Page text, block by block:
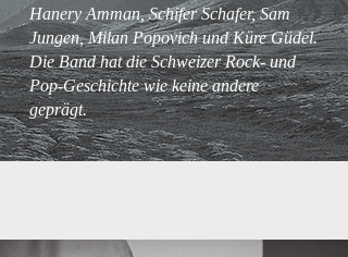
Hanery Amman, Schifer Schafer, Sam
Jungen, Milan Popovich und Küre Güdel.
Die Band hat die Schweizer Rock- und
Pop-Geschichte wie keine andere
geprägt.